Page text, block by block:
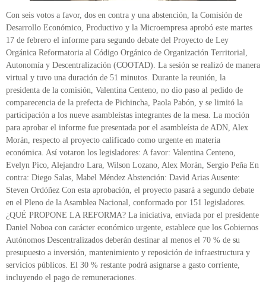
Con seis votos a favor, dos en contra y una abstención, la Comisión de
Desarrollo Económico, Productivo y la Microempresa aprobó este martes
17 de febrero el informe para segundo debate del Proyecto de Ley
Orgánica Reformatoria al Código Orgánico de Organización Territorial,
Autonomía y Descentralización (COOTAD). La sesión se realizó de manera
virtual y tuvo una duración de 51 minutos. Durante la reunión, la
presidenta de la comisión, Valentina Centeno, no dio paso al pedido de
comparecencia de la prefecta de Pichincha, Paola Pabón, y se limitó la
participación a los nueve asambleístas integrantes de la mesa. La moción
para aprobar el informe fue presentada por el asambleísta de ADN, Alex
Morán, respecto al proyecto calificado como urgente en materia
económica. Así votaron los legisladores: A favor: Valentina Centeno,
Evelyn Pico, Alejandro Lara, Wilson Lozano, Alex Morán, Sergio Peña En
contra: Diego Salas, Mabel Méndez Abstención: David Arias Ausente:
Steven Ordóñez Con esta aprobación, el proyecto pasará a segundo debate
en el Pleno de la Asamblea Nacional, conformado por 151 legisladores.
¿QUÉ PROPONE LA REFORMA? La iniciativa, enviada por el presidente
Daniel Noboa con carácter económico urgente, establece que los Gobiernos
Autónomos Descentralizados deberán destinar al menos el 70 % de su
presupuesto a inversión, mantenimiento y reposición de infraestructura y
servicios públicos. El 30 % restante podrá asignarse a gasto corriente,
incluyendo el pago de remuneraciones.